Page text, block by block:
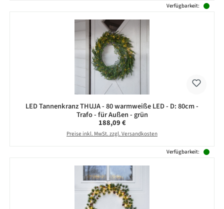
Verfügbarkeit:
LED Tannenkranz THUJA - 80 warmweiße LED - D: 80cm -
Trafo - für Außen - grün
Regulärer Preis:
188,09 €
Preise inkl. MwSt. zzgl. Versandkosten
Verfügbarkeit: